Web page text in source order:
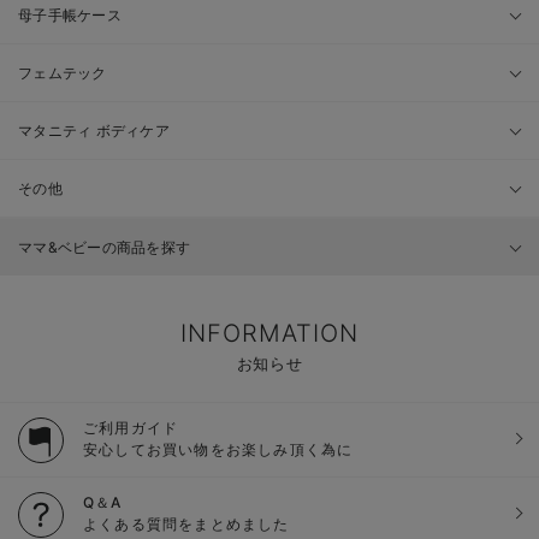
母子手帳ケース
フェムテック
マタニティ ボディケア
その他
ママ&ベビーの商品を探す
INFORMATION
お知らせ
ご利用ガイド
安心してお買い物をお楽しみ頂く為に
Q＆A
よくある質問をまとめました